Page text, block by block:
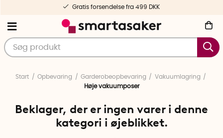
Gratis forsendelse fra 499 DKK
Start Opbevaring Garderobeopbevaring
Vakuumlagring
Høje vakuumposer
Beklager, der er ingen varer i denne
kategori i øjeblikket.